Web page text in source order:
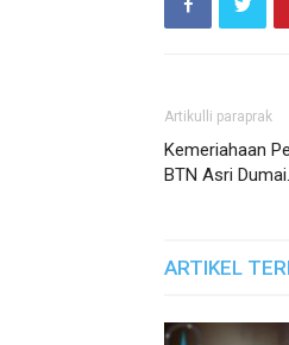
Artikulli paraprak
Kemeriahaan
BTN Asri Dumai.
ARTIKEL